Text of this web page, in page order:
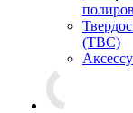
(ТВС)